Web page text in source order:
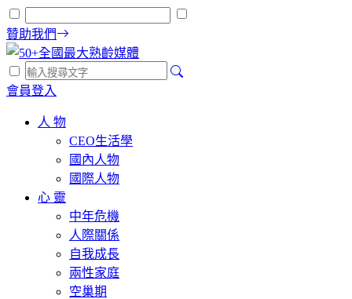
贊助我們
會員登入
人 物
CEO生活學
國內人物
國際人物
心 靈
中年危機
人際關係
自我成長
兩性家庭
空巢期